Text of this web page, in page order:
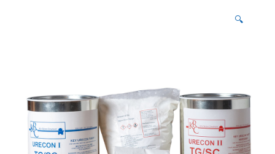
🔍